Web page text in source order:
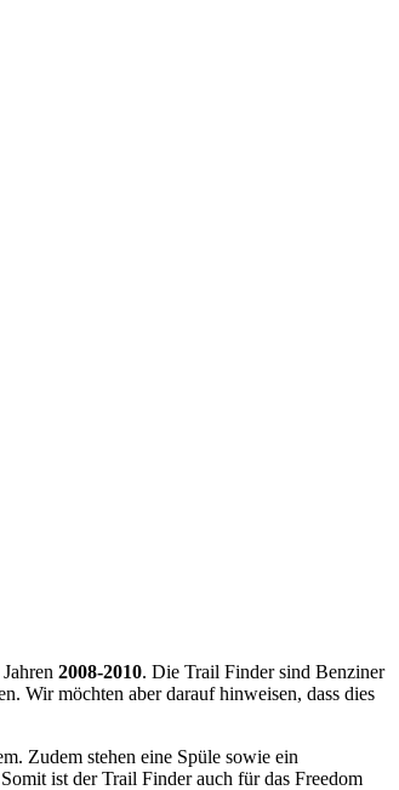
2008-2010. Die Trail Finder sind Benziner
Wir möchten aber darauf hinweisen, dass dies
Zudem stehen eine Spüle sowie ein
ist der Trail Finder auch für das Freedom